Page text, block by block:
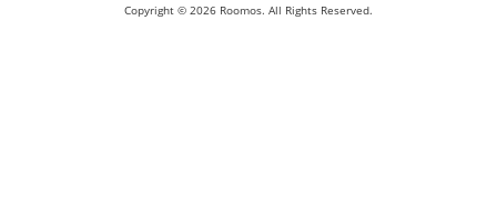
Copyright © 2026 Roomos. All Rights Reserved.